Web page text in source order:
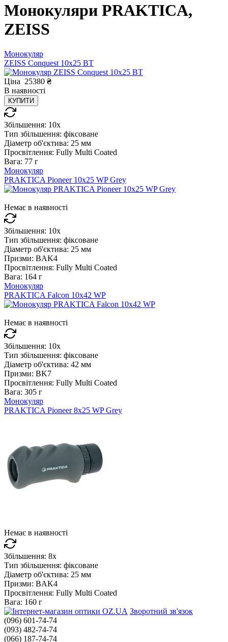
Монокуляри PRAKTICA,
ZEISS
Монокуляр
ZEISS Conquest 10x25 BT
Ціна 25380 ₴
В наявності
КУПИТИ
Збільшення: 10x
Тип збільшення: фіксоване
Діаметр об'єктива: 25 мм
Просвітлення: Fully Multi Coated
Вага: 77 г
Монокуляр
PRAKTICA Pioneer 10x25 WP Grey
Немає в наявності
Збільшення: 10x
Тип збільшення: фіксоване
Діаметр об'єктива: 25 мм
Призми: BAK4
Просвітлення: Fully Multi Coated
Вага: 164 г
Монокуляр
PRAKTICA Falcon 10x42 WP
Немає в наявності
Збільшення: 10x
Тип збільшення: фіксоване
Діаметр об'єктива: 42 мм
Призми: BK7
Просвітлення: Fully Multi Coated
Вага: 305 г
Монокуляр
PRAKTICA Pioneer 8x25 WP Grey
Немає в наявності
Збільшення: 8x
Тип збільшення: фіксоване
Діаметр об'єктива: 25 мм
Призми: BAK4
Просвітлення: Fully Multi Coated
Вага: 160 г
Зворотний зв'язок
(096) 601-74-74
(093) 482-74-74
(066) 187-74-74